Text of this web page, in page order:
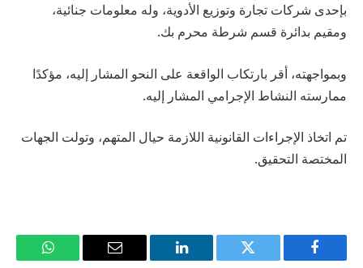
بإحدى شركات تجارة وتوزيع الأدوية، وله معلومات جنائية،
ومقيم بدائرة قسم شرطة محرم بك.
وبمواجهته، أقر بارتكاب الواقعة على النحو المشار إليه، مؤكدًا
ممارسته النشاط الإجرامي المشار إليه.
تم اتخاذ الإجراءات القانونية اللازمة حيال المتهم، وتولت الجهات
المختصة التحقيق.
فيسبوك تويتر لينكدإن
البريد
واتساب